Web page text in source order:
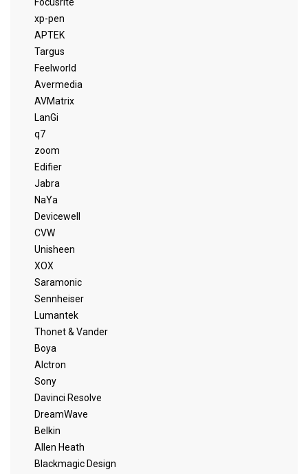
xp-pen
APTEK
Targus
Feelworld
Avermedia
AVMatrix
LanGi
q7
zoom
Edifier
Jabra
NaYa
Devicewell
CVW
Unisheen
XOX
Saramonic
Sennheiser
Lumantek
Thonet & Vander
Boya
Alctron
Sony
Davinci Resolve
DreamWave
Belkin
Allen Heath
Blackmagic Design